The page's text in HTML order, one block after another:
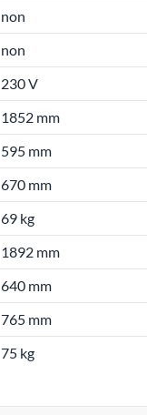
non
non
230 V
1852 mm
595 mm
670 mm
69 kg
1892 mm
640 mm
765 mm
75 kg